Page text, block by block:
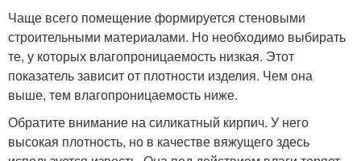
Чаще всего помещение формируется стеновыми
строительными материалами. Но необходимо выбирать
те, у которых влагопроницаемость низкая. Этот
показатель зависит от плотности изделия. Чем она
выше, тем влагопроницаемость ниже.
Обратите внимание на силикатный кирпич. У него
высокая плотность, но в качестве вяжущего здесь